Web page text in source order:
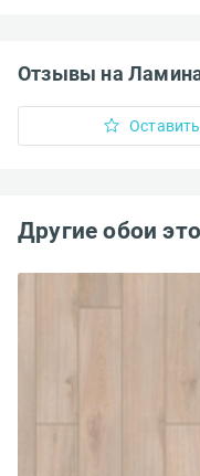
Отзывы на
Другие обои